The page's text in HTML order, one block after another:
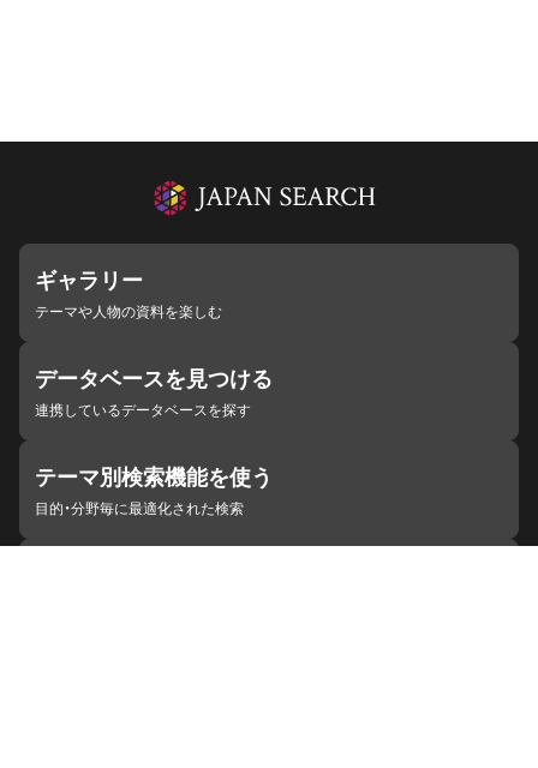
ギャラリー
テーマや人物の資料を楽しむ
データベースを見つける
連携しているデータベースを探す
テーマ別検索機能を使う
目的・分野毎に最適化された検索